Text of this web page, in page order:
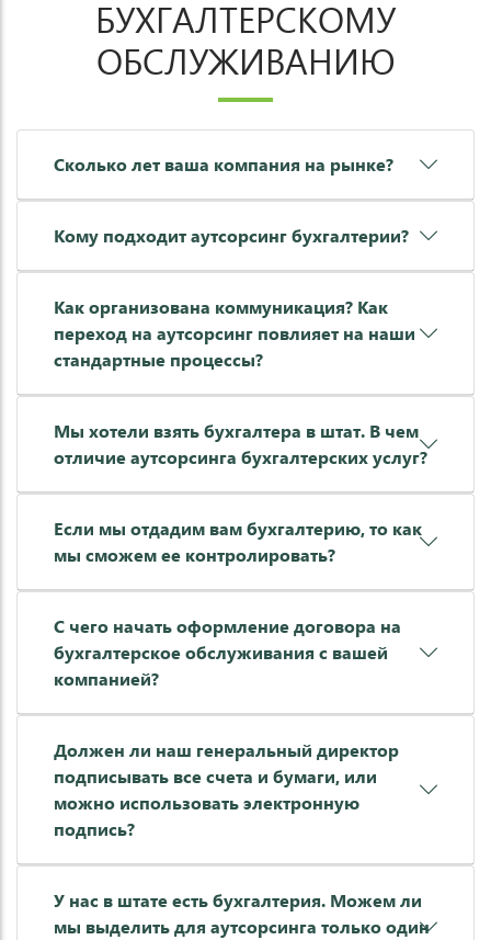
БУХГАЛТЕРСКОМУ
ОБСЛУЖИВАНИЮ
Сколько лет ваша компания на рынке?
Кому подходит аутсорсинг бухгалтерии?
Как организована коммуникация? Как
переход на аутсорсинг повлияет на наши
стандартные процессы?
Мы хотели взять бухгалтера в штат. В чем
отличие аутсорсинга бухгалтерских услуг?
Если мы отдадим вам бухгалтерию, то как
мы сможем ее контролировать?
С чего начать оформление договора на
бухгалтерское обслуживания с вашей
компанией?
Должен ли наш генеральный директор
подписывать все счета и бумаги, или
можно использовать электронную
подпись?
У нас в штате есть бухгалтерия. Можем ли
мы выделить для аутсорсинга только один